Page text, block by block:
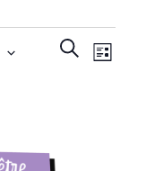
Recherche
RECHERCHE
LISTE